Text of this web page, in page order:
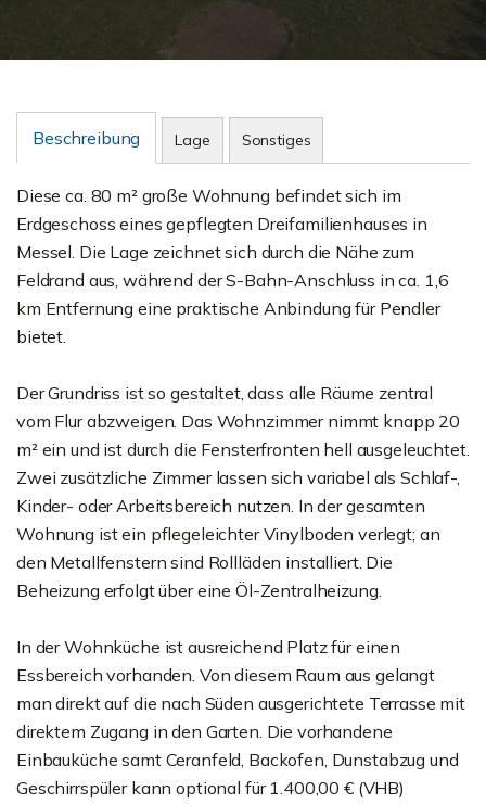
Beschreibung Lage Sonstiges
Diese ca. 80 m² große Wohnung befindet sich im
Erdgeschoss eines gepflegten Dreifamilienhauses in
Messel. Die Lage zeichnet sich durch die Nähe zum
Feldrand aus, während der S-Bahn-Anschluss in ca. 1,6
km Entfernung eine praktische Anbindung für Pendler
bietet.
Der Grundriss ist so gestaltet, dass alle Räume zentral
vom Flur abzweigen. Das Wohnzimmer nimmt knapp 20
m² ein und ist durch die Fensterfronten hell ausgeleuchtet.
Zwei zusätzliche Zimmer lassen sich variabel als Schlaf-,
Kinder- oder Arbeitsbereich nutzen. In der gesamten
Wohnung ist ein pflegeleichter Vinylboden verlegt; an
den Metallfenstern sind Rollläden installiert. Die
Beheizung erfolgt über eine Öl-Zentralheizung.
In der Wohnküche ist ausreichend Platz für einen
Essbereich vorhanden. Von diesem Raum aus gelangt
man direkt auf die nach Süden ausgerichtete Terrasse mit
direktem Zugang in den Garten. Die vorhandene
Einbauküche samt Ceranfeld, Backofen, Dunstabzug und
Geschirrspüler kann optional für 1.400,00 € (VHB)